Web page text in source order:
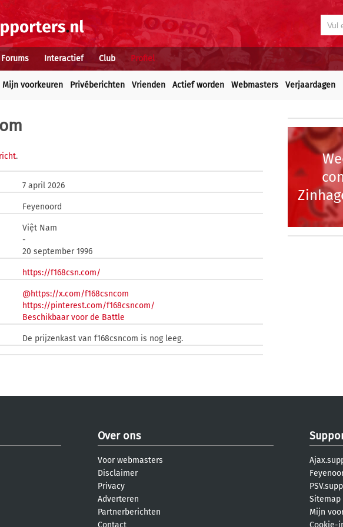
Forums Interactief Club Profiel
Mijn voorkeuren Privéberichten Vrienden Actief worden Webmasters Verjaardagen
.
7 april 2026
Feyenoord
Việt Nam
-
20 september 1996
https://f168csn.com/
@https://x.com/f168csncom
https://pinterest.com/f168csncom/
Beschikbaar voor de Battle
De prijzenkast van f168csncom is nog leeg.
Over ons
Voor webmasters
Disclaimer
Privacy
Adverteren
Partnerberichten
Contact
Sitemap
Mijn
Cookie-